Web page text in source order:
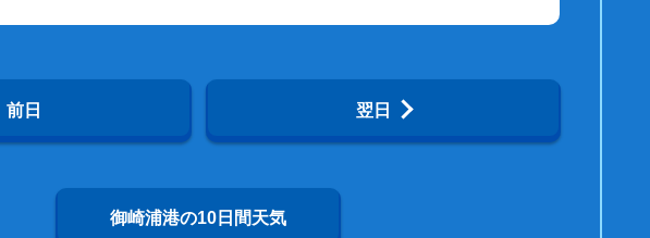
前日 翌日
御崎浦港の10日間天気